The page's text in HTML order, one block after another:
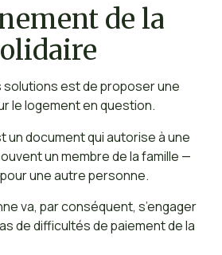
de la
solutions est de proposer une
le logement en question.
un document qui autorise à une
un membre de la famille —
une autre personne.
va, par conséquent, s’engager
de difficultés de paiement de la